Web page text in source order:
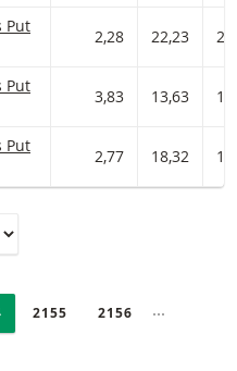
ISIN code:
Put
2,28 22,23
ISIN code:
Put
3,83 13,63
ISIN code:
Put
2,77 18,32
PAGINA
2155 PAGINA
2156